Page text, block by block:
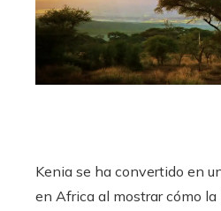
Kenia se ha convertido en
en Africa al mostrar cómo